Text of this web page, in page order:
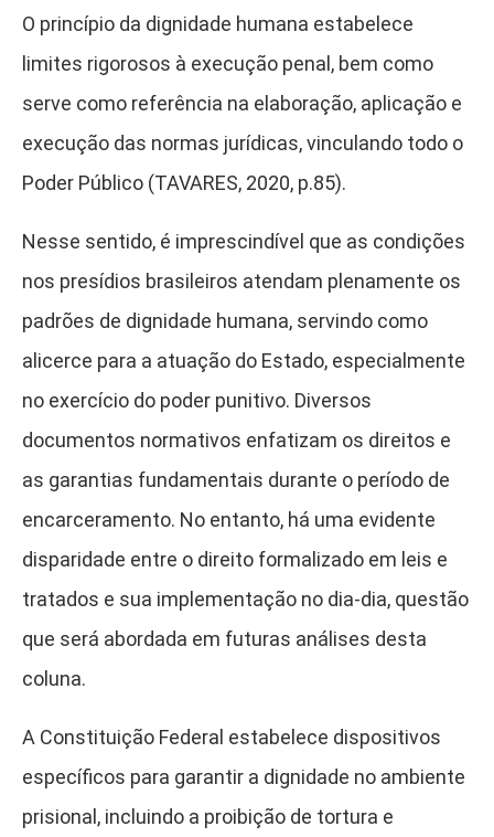
O princípio da dignidade humana estabelece
limites rigorosos à execução penal, bem como
serve como referência na elaboração, aplicação e
execução das normas jurídicas, vinculando todo o
Poder Público (TAVARES, 2020, p.85).
Nesse sentido, é imprescindível que as condições
nos presídios brasileiros atendam plenamente os
padrões de dignidade humana, servindo como
alicerce para a atuação do Estado, especialmente
no exercício do poder punitivo. Diversos
documentos normativos enfatizam os direitos e
as garantias fundamentais durante o período de
encarceramento. No entanto, há uma evidente
disparidade entre o direito formalizado em leis e
tratados e sua implementação no dia-dia, questão
que será abordada em futuras análises desta
coluna.
A Constituição Federal estabelece dispositivos
específicos para garantir a dignidade no ambiente
prisional, incluindo a proibição de tortura e